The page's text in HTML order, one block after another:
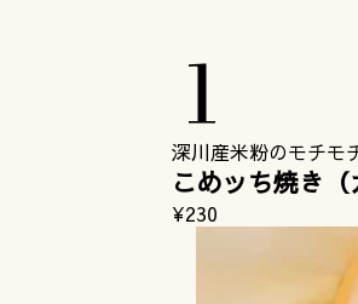
深川産米粉のモチモ
こめッち焼き（
¥230